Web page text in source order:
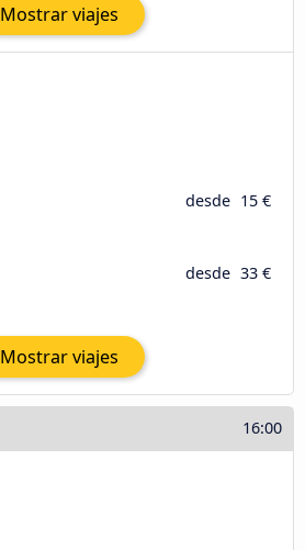
Mostrar viajes
desde 15 €
desde 33 €
Mostrar viajes
16:00